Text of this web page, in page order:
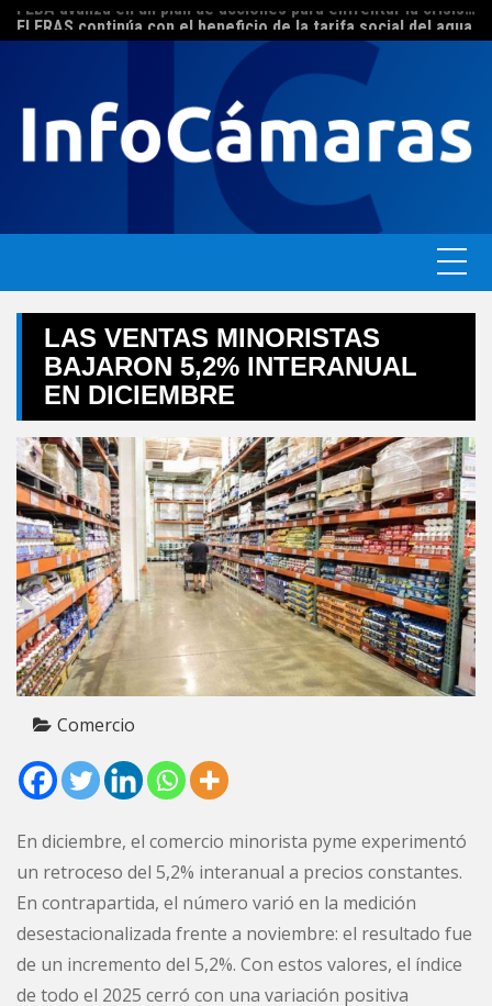
Skip
to
El ERAS continúa con el beneficio de la tarifa social del agua
LAS VENTAS MINORISTAS
BAJARON 5,2% INTERANUAL
EN DICIEMBRE
Comercio
En diciembre, el comercio minorista pyme experimentó
un retroceso del 5,2% interanual a precios constantes.
En contrapartida, el número varió en la medición
desestacionalizada frente a noviembre: el resultado fue
de un incremento del 5,2%. Con estos valores, el índice
de todo el 2025 cerró con una variación positiva